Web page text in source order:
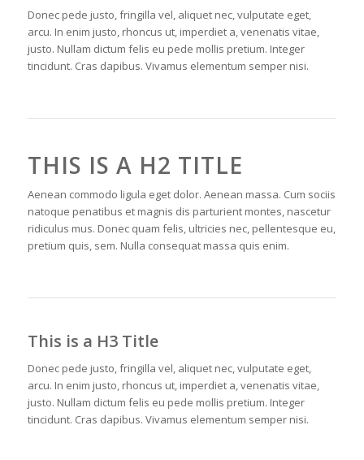
Donec pede justo, fringilla vel, aliquet nec, vulputate eget,
arcu. In enim justo, rhoncus ut, imperdiet a, venenatis vitae,
justo. Nullam dictum felis eu pede mollis pretium. Integer
tincidunt. Cras dapibus. Vivamus elementum semper nisi.
THIS IS A H2 TITLE
Aenean commodo ligula eget dolor. Aenean massa. Cum sociis
natoque penatibus et magnis dis parturient montes, nascetur
ridiculus mus. Donec quam felis, ultricies nec, pellentesque eu,
pretium quis, sem. Nulla consequat massa quis enim.
This is a H3 Title
Donec pede justo, fringilla vel, aliquet nec, vulputate eget,
arcu. In enim justo, rhoncus ut, imperdiet a, venenatis vitae,
justo. Nullam dictum felis eu pede mollis pretium. Integer
tincidunt. Cras dapibus. Vivamus elementum semper nisi.